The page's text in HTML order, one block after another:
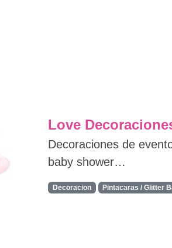
Love
Decoraciones de
baby shower…
Decoracion Pintacaras / Glitter